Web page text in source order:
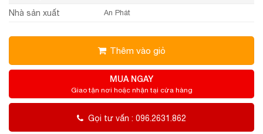
Nhà sản xuất An Phát
Thêm vào giỏ
MUA NGAY
Giao tận nơi hoặc nhận tại cửa hàng
Gọi tư vấn : 096.2631.862